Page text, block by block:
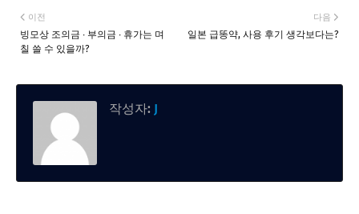
다음
일본 급똥약, 사용 후기 생각보다는?
이전
빙모상 조의금 ∙ 부의금 ∙ 휴가는 며
칠 쓸 수 있을까?
작성자: J